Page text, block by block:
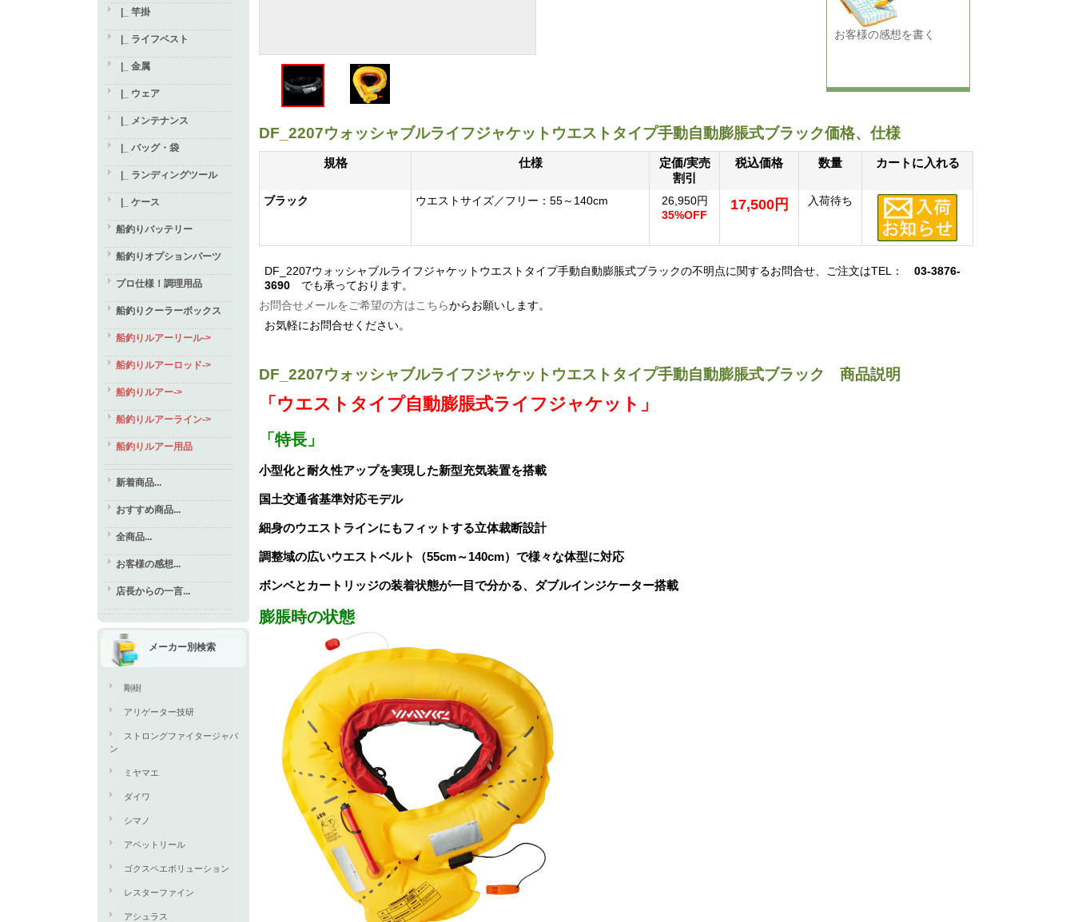
|_ 竿掛
|_ ライフベスト
|_ 金属
|_ ウェア
|_ メンテナンス
|_ バッグ・袋
|_ ランディングツール
|_ ケース
船釣りバッテリー
船釣りオプションパーツ
プロ仕様！調理用品
船釣りクーラーボックス
船釣りルアーリール->
船釣りルアーロッド->
船釣りルアー->
船釣りルアーライン->
船釣りルアー用品
新着商品...
おすすめ商品...
全商品...
お客様の感想...
店長からの一言...
メーカー別検索
剛樹
アリゲーター技研
ストロングファイタージャパ
ン
ミヤマエ
ダイワ
シマノ
アベットリール
ゴクスペエボリューション
レスターファイン
アシュラス
お客様の感想を書く
DF_2207ウォッシャブルライフジャケットウエストタイプ手動自動膨脹式ブラック価格、仕様
規格 仕様
定価/実売
割引
税込価格 数量 カートに入れる
ブラック ウエストサイズ／フリー：55～140cm
26,950円
35%OFF
17,500円 入荷待ち
DF_2207ウォッシャブルライフジャケットウエストタイプ手動自動膨脹式ブラックの不明点に関するお問合せ、ご注文はTEL： 03-3876-
3690 でも承っております。
お問合せメールをご希望の方はこちらからお願いします。
お気軽にお問合せください。
DF_2207ウォッシャブルライフジャケットウエストタイプ手動自動膨脹式ブラック 商品説明
「ウエストタイプ自動膨脹式ライフジャケット」
「特長」
小型化と耐久性アップを実現した新型充気装置を搭載
国土交通省基準対応モデル
細身のウエストラインにもフィットする立体裁断設計
調整域の広いウエストベルト（55cm～140cm）で様々な体型に対応
ボンベとカートリッジの装着状態が一目で分かる、ダブルインジケーター搭載
膨脹時の状態